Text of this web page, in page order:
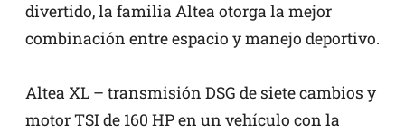
divertido, la familia Altea otorga la mejor
combinación entre espacio y manejo deportivo.
Altea XL – transmisión DSG de siete cambios y
motor TSI de 160 HP en un vehículo con la